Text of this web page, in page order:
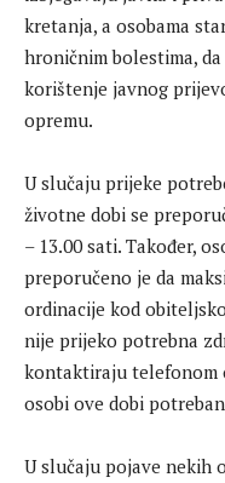
kretanja, a osobama
hroničnim bolestima,
korištenje javnog
opremu.
U slučaju prijeke
životne dobi se
– 13.00 sati. Također,
preporučeno je da
ordinacije kod
nije prijeko potrebna
kontaktiraju telefonom
osobi ove dobi
U slučaju pojave nekih